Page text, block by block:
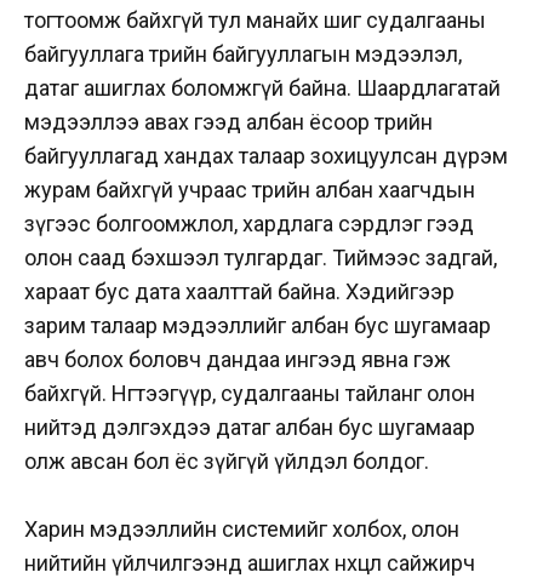
тогтоомж байхгүй тул манайх шиг судалгааны
байгууллага төрийн байгууллагын мэдээлэл,
датаг ашиглах боломжгүй байна. Шаардлагатай
мэдээллээ авах гээд албан ёсоор төрийн
байгууллагад хандах талаар зохицуулсан дүрэм
журам байхгүй учраас төрийн албан хаагчдын
зүгээс болгоомжлол, хардлага сэрдлэг гээд
олон саад бэхшээл тулгардаг. Тиймээс задгай,
хараат бус дата хаалттай байна. Хэдийгээр
зарим талаар мэдээллийг албан бус шугамаар
авч болох боловч дандаа ингээд явна гэж
байхгүй. Нөгөөтээгүүр, судалгааны тайланг олон
нийтэд дэлгэхдээ датаг албан бус шугамаар
олж авсан бол ёс зүйгүй үйлдэл болдог.
Харин мэдээллийн системийг холбох, олон
нийтийн үйлчилгээнд ашиглах нөхцөл сайжирч